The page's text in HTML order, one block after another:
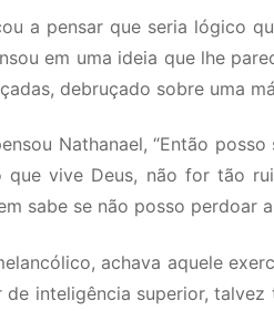
a pensar que seria lógico
em uma ideia que lhe
debruçado sobre uma
Nathanael, “Então
que vive Deus, não for tão
sabe se não posso perdoar
achava aquele
inteligência superior,